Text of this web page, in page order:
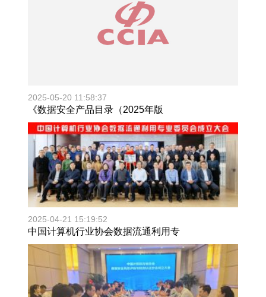
2025-05-20 11:58:37
《数据安全产品目录（2025年版
2025-04-21 15:19:52
中国计算机行业协会数据流通利用专